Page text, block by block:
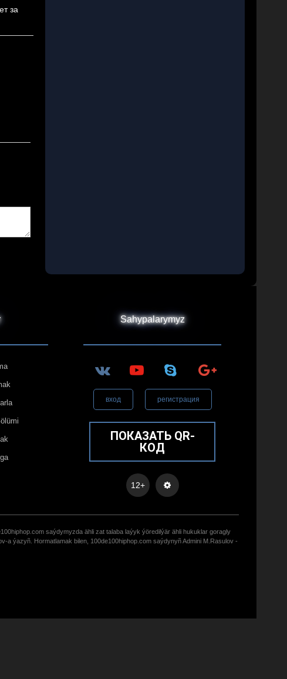
за
Sahypalarymyz
вход регистрация
ПОКАЗАТЬ QR-
КОД
12+
saýdymyzda ähli zat talaba laýyk ýöredilýär ähli hukuklar goragly
ýazyñ. Hormatlamak bilen, 100de100hiphop.com saýdynyñ Admini M.Rasulov -